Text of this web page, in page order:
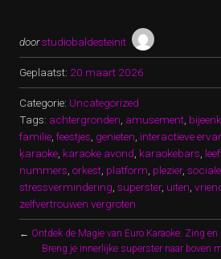
doorstudiobaldesteinit
Geplaatst: 20 maart 2026
Categorie: Uncategorized
Tags: achtergronden amusement
familie feestjes genieten interactieve
ķaraoke karaoke avond karaokebars
nummers orkest platform plezier,
stressvermindering superster, uiten
zelfvertrouwen vergroten
← Ontdek de Magie van Euro Karaoke: Zing
Breng je innerlijke superster naar boven